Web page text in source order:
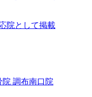
院 調布南口院